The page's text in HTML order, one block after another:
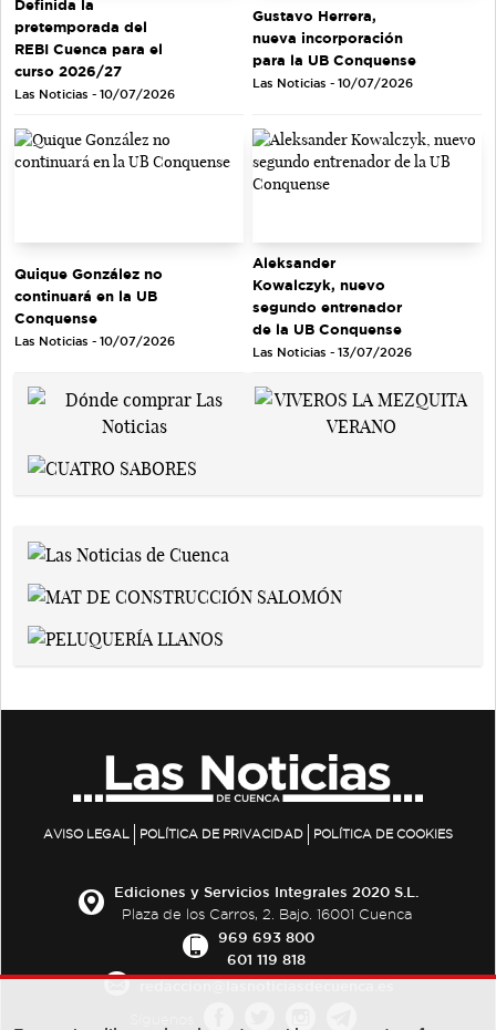
Definida la
pretemporada del
REBI Cuenca para el
curso 2026/27
Las Noticias - 10/07/2026
Gustavo Herrera,
nueva incorporación
para la UB Conquense
Las Noticias - 10/07/2026
Quique González no
continuará en la UB
Conquense
Las Noticias - 10/07/2026
Aleksander
Kowalczyk, nuevo
segundo entrenador
de la UB Conquense
Las Noticias - 13/07/2026
AVISO LEGAL POLÍTICA DE PRIVACIDAD POLÍTICA DE COOKIES
Ediciones y Servicios Integrales 2020 S.L.
Plaza de los Carros, 2. Bajo. 16001 Cuenca
969 693 800
601 119 818